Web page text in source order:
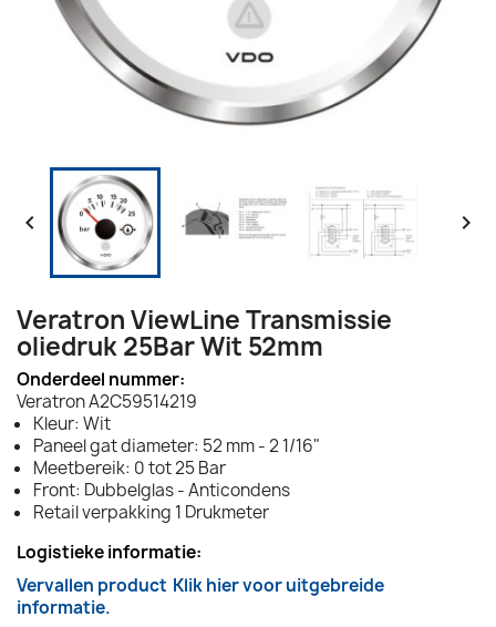
 
Veratron ViewLine Transmissie
oliedruk 25Bar Wit 52mm
Onderdeel nummer:
Veratron A2C59514219
Kleur: Wit
Paneel gat diameter: 52 mm - 2 1/16"
Meetbereik: 0 tot 25 Bar
Front: Dubbelglas - Anticondens
Retail verpakking 1 Drukmeter
Logistieke informatie:
Vervallen product Klik hier voor uitgebreide
informatie.